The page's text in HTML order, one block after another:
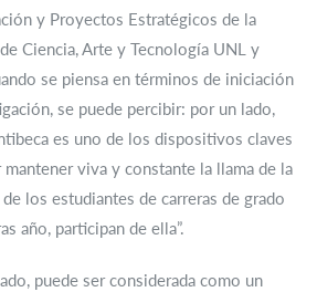
y Proyectos Estratégicos de la
Ciencia, Arte y Tecnología UNL y
se piensa en términos de iniciación
se puede percibir: por un lado,
es uno de los dispositivos claves
mantener viva y constante la llama de la
los estudiantes de carreras de grado
año, participan de ella”.
puede ser considerada como un